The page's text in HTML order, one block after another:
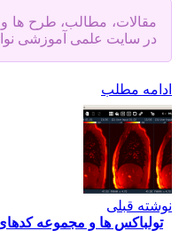
مطالب، طرح ها و
سایت علمی آموزشی
مطلب
قبلی
ها و مجموعه کدهای